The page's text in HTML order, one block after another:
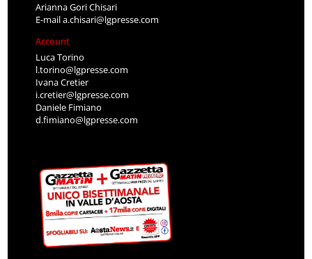
Arianna Gori Chisari
E-maila.chisari@lgpresse.com
Account
Luca Torino
l.torino@lgpresse.com
Ivana Cretier
i.cretier@lgpresse.com
Daniele Fimiano
d.fimiano@lgpresse.com